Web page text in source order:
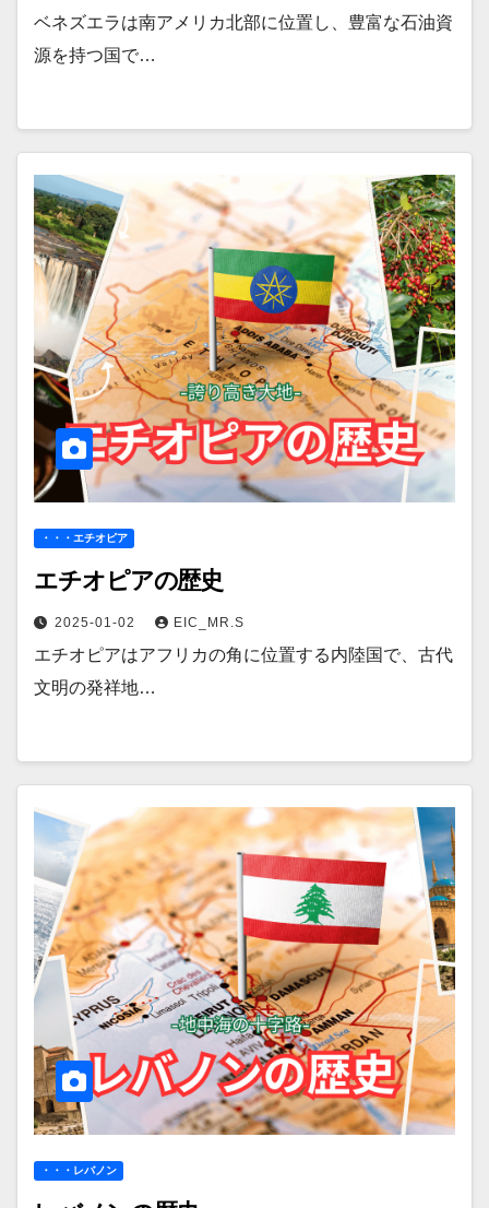
ベネズエラは南アメリカ北部に位置し、豊富な石油資
源を持つ国で…
・・・エチオピア
エチオピアの歴史
2025-01-02 EIC_MR.S
エチオピアはアフリカの角に位置する内陸国で、古代
文明の発祥地…
・・・レバノン